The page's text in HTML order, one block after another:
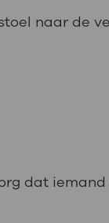
naar de
dat